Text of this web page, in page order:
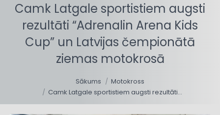
Camk Latgale sportistiem augsti
rezultāti “Adrenalin Arena Kids
Cup” un Latvijas čempionātā
ziemas motokrosā
Sākums
Motokross
Camk Latgale sportistiem augsti rezultāti…